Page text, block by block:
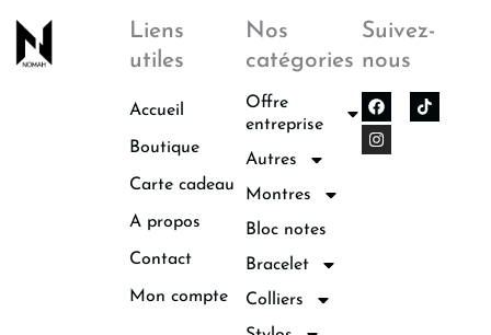
Liens
utiles
Accueil
Boutique
Carte cadeau
A propos
Contact
Mon compte
Nos
catégories
Offre
entreprise
Autres
Montres
Bloc notes
Bracelet
Colliers
Suivez-
nous
F
a
c
e
I
n
s
t